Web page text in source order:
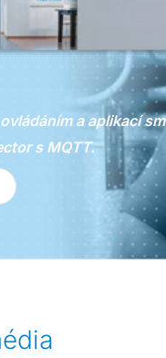
a aplikací
s MQTT.